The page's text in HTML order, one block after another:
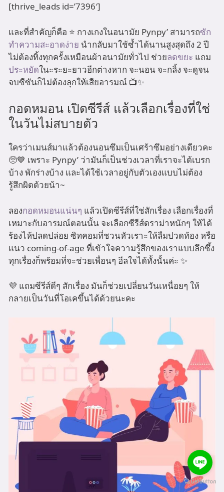
[thrive_leads id=’7396′]
และที่สำคัญก็คือ ⭐️ กางเกงในอนามัย Pynpy’ สามารถซัก
ทำความสะอาดง่าย นำกลับมาใช้ซ้ำได้นานสูงสุดถึง 2 ปี
ไม่ต้องทิ้งทุกครั้งเหมือนผ้าอนามัยทั่วไป ช่วยลดขยะ แถม
ประหยัดในะระยะยาวอีกต่างหาก จะนอน จะกลิ้ง จะดูจน
จบซีซันก็ไม่ต้องลุกให้เสียอารมณ์ 📺✨
กอดหมอน เปิดซีรีส์ แล้วเลือกเรื่องที่ใช่
ในวันไม่สบายตัว
ใครว่าเมนส์มาแล้วต้องนอนซึมเป็นเศร้าซึมอย่างเดียวคะ
🥺💙 เพราะ Pynpy’ ว่ามันก็เป็นช่วงเวลาที่เราจะได้เบรก
บ้าง พักร่างบ้าง และได้ใช้เวลาอยู่กับตัวเองแบบไม่ต้อง
รู้สึกผิดด้วยน้า~
ลองกอดหมอนแน่นๆ แล้วเปิดซีรีส์ที่ใช่สักเรื่อง เลือกเรื่องที่
เหมาะกับอารมณ์ตอนนั้น จะเลือกซีรีส์ดราม่าหนักๆ ให้ได้
ร้องไห้ปลดปล่อย ซิทคอมที่ชวนหัวเราะให้ลืมปวดท้อง หรือ
แนว coming-of-age ที่เข้าใจความรู้สึกของเราแบบลึกซึ้ง
ทุกเรื่องก็พร้อมที่จะช่วยเพื่อนๆ ฮีลใจได้ทั้งนั้นค่ะ ✨
💜 แถมซีรีส์ดีๆ สักเรื่อง มันก็ช่วยเปลี่ยนวันเหนื่อยๆ ให้
กลายเป็นวันที่โอเคขึ้นได้ด้วยนะคะ